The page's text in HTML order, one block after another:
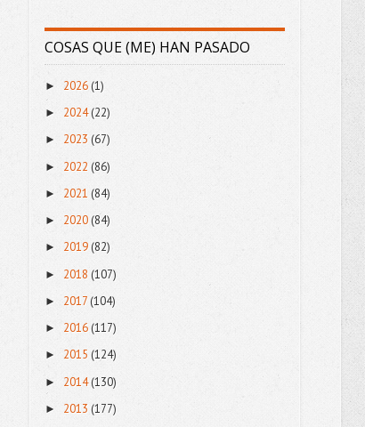
COSAS QUE (ME) HAN PASADO
► 2026 (1)
► 2024(22)
► 2023 (67)
► 2022 (86)
► 2021 (84)
► 2020(84)
► 2019(82)
► 2018 (107)
► 2017 (104)
► 2016(117)
► 2015 (124)
► 2014(130)
► 2013 (177)